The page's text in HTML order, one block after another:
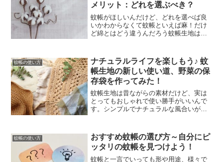
メリット：どれを選ぶべき？
蚊帳がほしいんだけど、どれを選べば良
いかわからなくて蚊帳といえば麻！だけ
ど綿とはどう違うんだろう蚊帳生地は、
維までさまざまな種類があり、それぞれ
に異なる特徴があります。...
蚊帳の使い方
ナチュラルライフを楽しもう♪ 蚊
帳生地の新しい使い道、野菜の保
存袋を作ってみた！
蚊帳生地は昔ながらの素材だけど、実は
とってもおしゃれで使い勝手がいいんで
す。シンプルでナチュラルな風合いが、
をご紹介します！蚊帳生地の新たな使い
道エコでおしゃれなトー...
蚊帳の使い方
おすすめ蚊帳の選び方～自分にピ
ッタリの蚊帳を見つけよう！
蚊帳と一言でいっても形や用途、様々で